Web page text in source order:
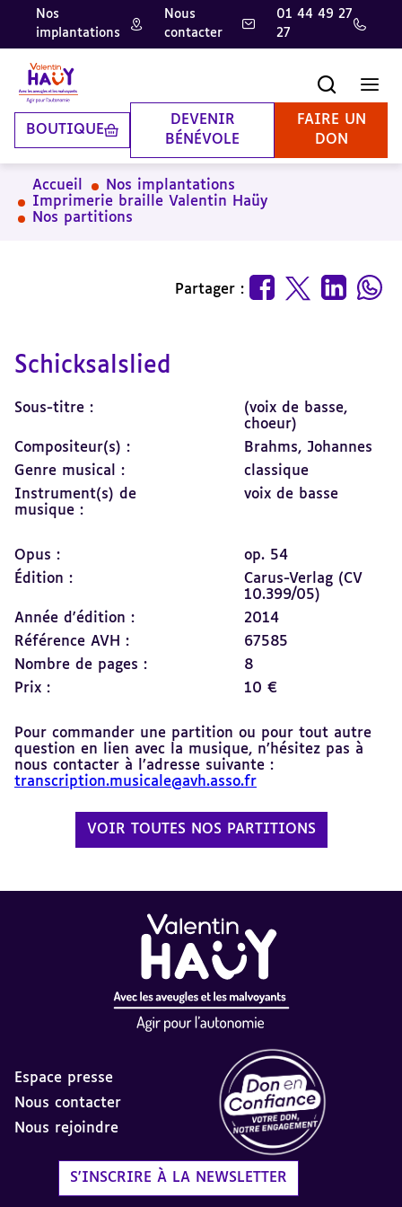
Aller
contenu
principal
Aller
pied
de
page
Aller
la
recherche
Nos
implantations
Nous
contacter
01 44 49 27
27
BOUTIQUE
DEVENIR
BÉNÉVOLE
FAIRE UN
DON
Accueil
Nos implantations
Imprimerie braille Valentin Haüy
Nos partitions
Partager :
Schicksalslied
Sous-titre :
(voix de basse,
choeur)
Compositeur(s) :
Brahms, Johannes
Genre musical :
classique
Instrument(s) de
musique :
voix de basse
Opus :
op. 54
Édition :
Carus-Verlag (CV
10.399/05)
Année d'édition :
2014
Référence AVH :
67585
Nombre de pages :
8
Prix :
10 €
Pour commander une partition ou pour tout autre
question en lien avec la musique, n’hésitez pas à
nous contacter à l’adresse suivante :
transcription.musicale@avh.asso.fr
VOIR TOUTES NOS PARTITIONS
Espace presse
Nous contacter
Nous rejoindre
S'INSCRIRE À LA NEWSLETTER